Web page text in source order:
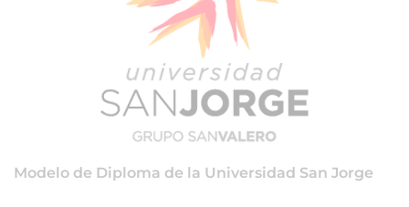
Modelo de Diploma de la Universidad San Jorge